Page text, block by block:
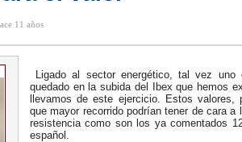
11 años
Ligado al sector energético, tal vez
quedado en la subida del Ibex que hemos
llevamos de este ejercicio. Estos
que mayor recorrido podrían tener de cara
resistencia como son los ya comentados
español.